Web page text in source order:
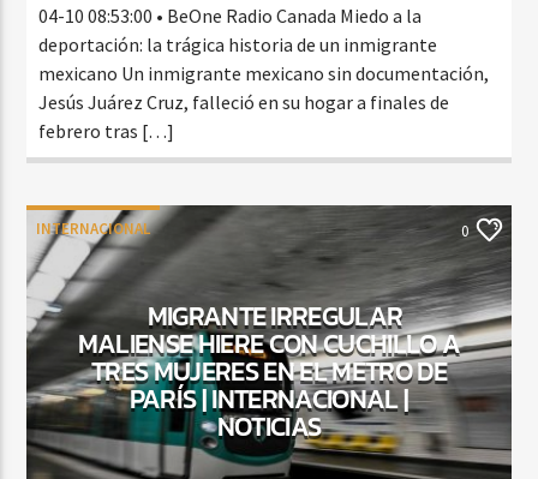
04-10 08:53:00 • BeOne Radio Canada Miedo a la
deportación: la trágica historia de un inmigrante
mexicano Un inmigrante mexicano sin documentación,
Jesús Juárez Cruz, falleció en su hogar a finales de
febrero tras […]
INTERNACIONAL 0
MIGRANTE IRREGULAR
MALIENSE HIERE CON CUCHILLO A
TRES MUJERES EN EL METRO DE
PARÍS | INTERNACIONAL |
NOTICIAS